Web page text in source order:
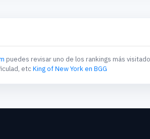
puedes revisar uno de los rankings más
etcKing of New York en BGG